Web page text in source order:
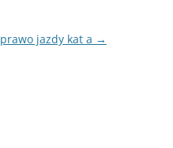
prawo jazdy kat a →